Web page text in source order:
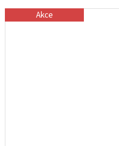
Akce